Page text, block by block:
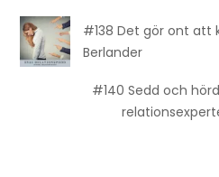
#138 Det gör ont att
Berlander
#140 Sedd och